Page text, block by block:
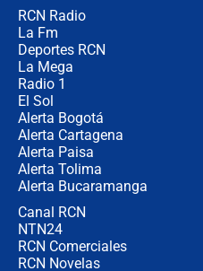
RCN Radio
La Fm
Deportes RCN
La Mega
Radio 1
El Sol
Alerta Bogotá
Alerta Cartagena
Alerta Paisa
Alerta Tolima
Alerta Bucaramanga
Canal RCN
NTN24
RCN Comerciales
RCN Novelas